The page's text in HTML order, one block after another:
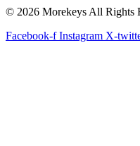
© 2026 Morekeys All Rights
Facebook-f Instagram X-